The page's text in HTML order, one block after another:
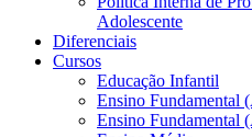
Adolescente
Diferenciais
Cursos
Educação Infantil
Ensino Fundamental
Ensino Fundamental